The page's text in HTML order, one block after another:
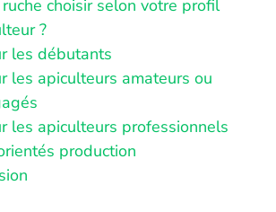
choisir selon votre profil
?
les débutants
les apiculteurs amateurs ou
les apiculteurs professionnels
production